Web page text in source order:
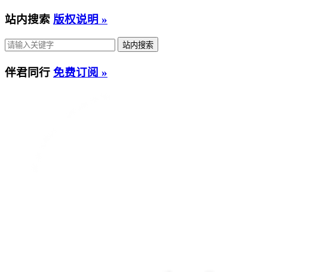
站内搜索 版权说明 »
伴君同行 免费订阅 »